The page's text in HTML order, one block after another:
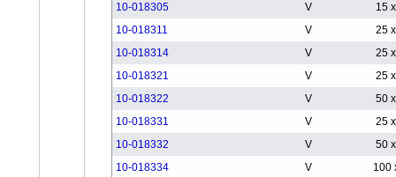
10-018305
V
15
10-018311
V
25
10-018314
V
25
10-018321
V
25
10-018322
V
50
10-018331
V
25
10-018332
V
50
10-018334
V 100